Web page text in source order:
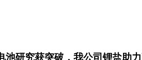
池研究获突破，我公司锂盐助